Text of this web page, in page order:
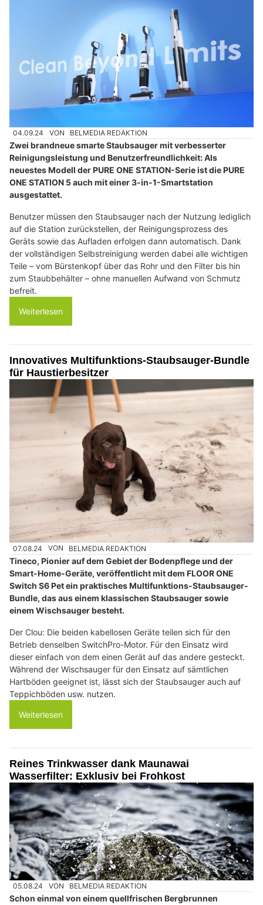
04.09.24 VON BELMEDIA REDAKTION
Zwei brandneue smarte Staubsauger mit verbesserter
Reinigungsleistung und Benutzerfreundlichkeit: Als
neuestes Modell der PURE ONE STATION-Serie ist die PURE
ONE STATION 5 auch mit einer 3-in-1-Smartstation
ausgestattet.
Benutzer müssen den Staubsauger nach der Nutzung lediglich
auf die Station zurückstellen, der Reinigungsprozess des
Geräts sowie das Aufladen erfolgen dann automatisch. Dank
der vollständigen Selbstreinigung werden dabei alle wichtigen
Teile – vom Bürstenkopf über das Rohr und den Filter bis hin
zum Staubbehälter – ohne manuellen Aufwand von Schmutz
befreit.
Weiterlesen
Innovatives Multifunktions-Staubsauger-Bundle
für Haustierbesitzer
07.08.24 VON BELMEDIA REDAKTION
Tineco, Pionier auf dem Gebiet der Bodenpflege und der
Smart-Home-Geräte, veröffentlicht mit dem FLOOR ONE
Switch S6 Pet ein praktisches Multifunktions-Staubsauger-
Bundle, das aus einem klassischen Staubsauger sowie
einem Wischsauger besteht.
Der Clou: Die beiden kabellosen Geräte teilen sich für den
Betrieb denselben SwitchPro-Motor. Für den Einsatz wird
dieser einfach von dem einen Gerät auf das andere gesteckt.
Während der Wischsauger für den Einsatz auf sämtlichen
Hartböden geeignet ist, lässt sich der Staubsauger auch auf
Teppichböden usw. nutzen.
Weiterlesen
Reines Trinkwasser dank Maunawai
Wasserfilter: Exklusiv bei Frohkost
05.08.24 VON BELMEDIA REDAKTION
Schon einmal von einem quellfrischen Bergbrunnen